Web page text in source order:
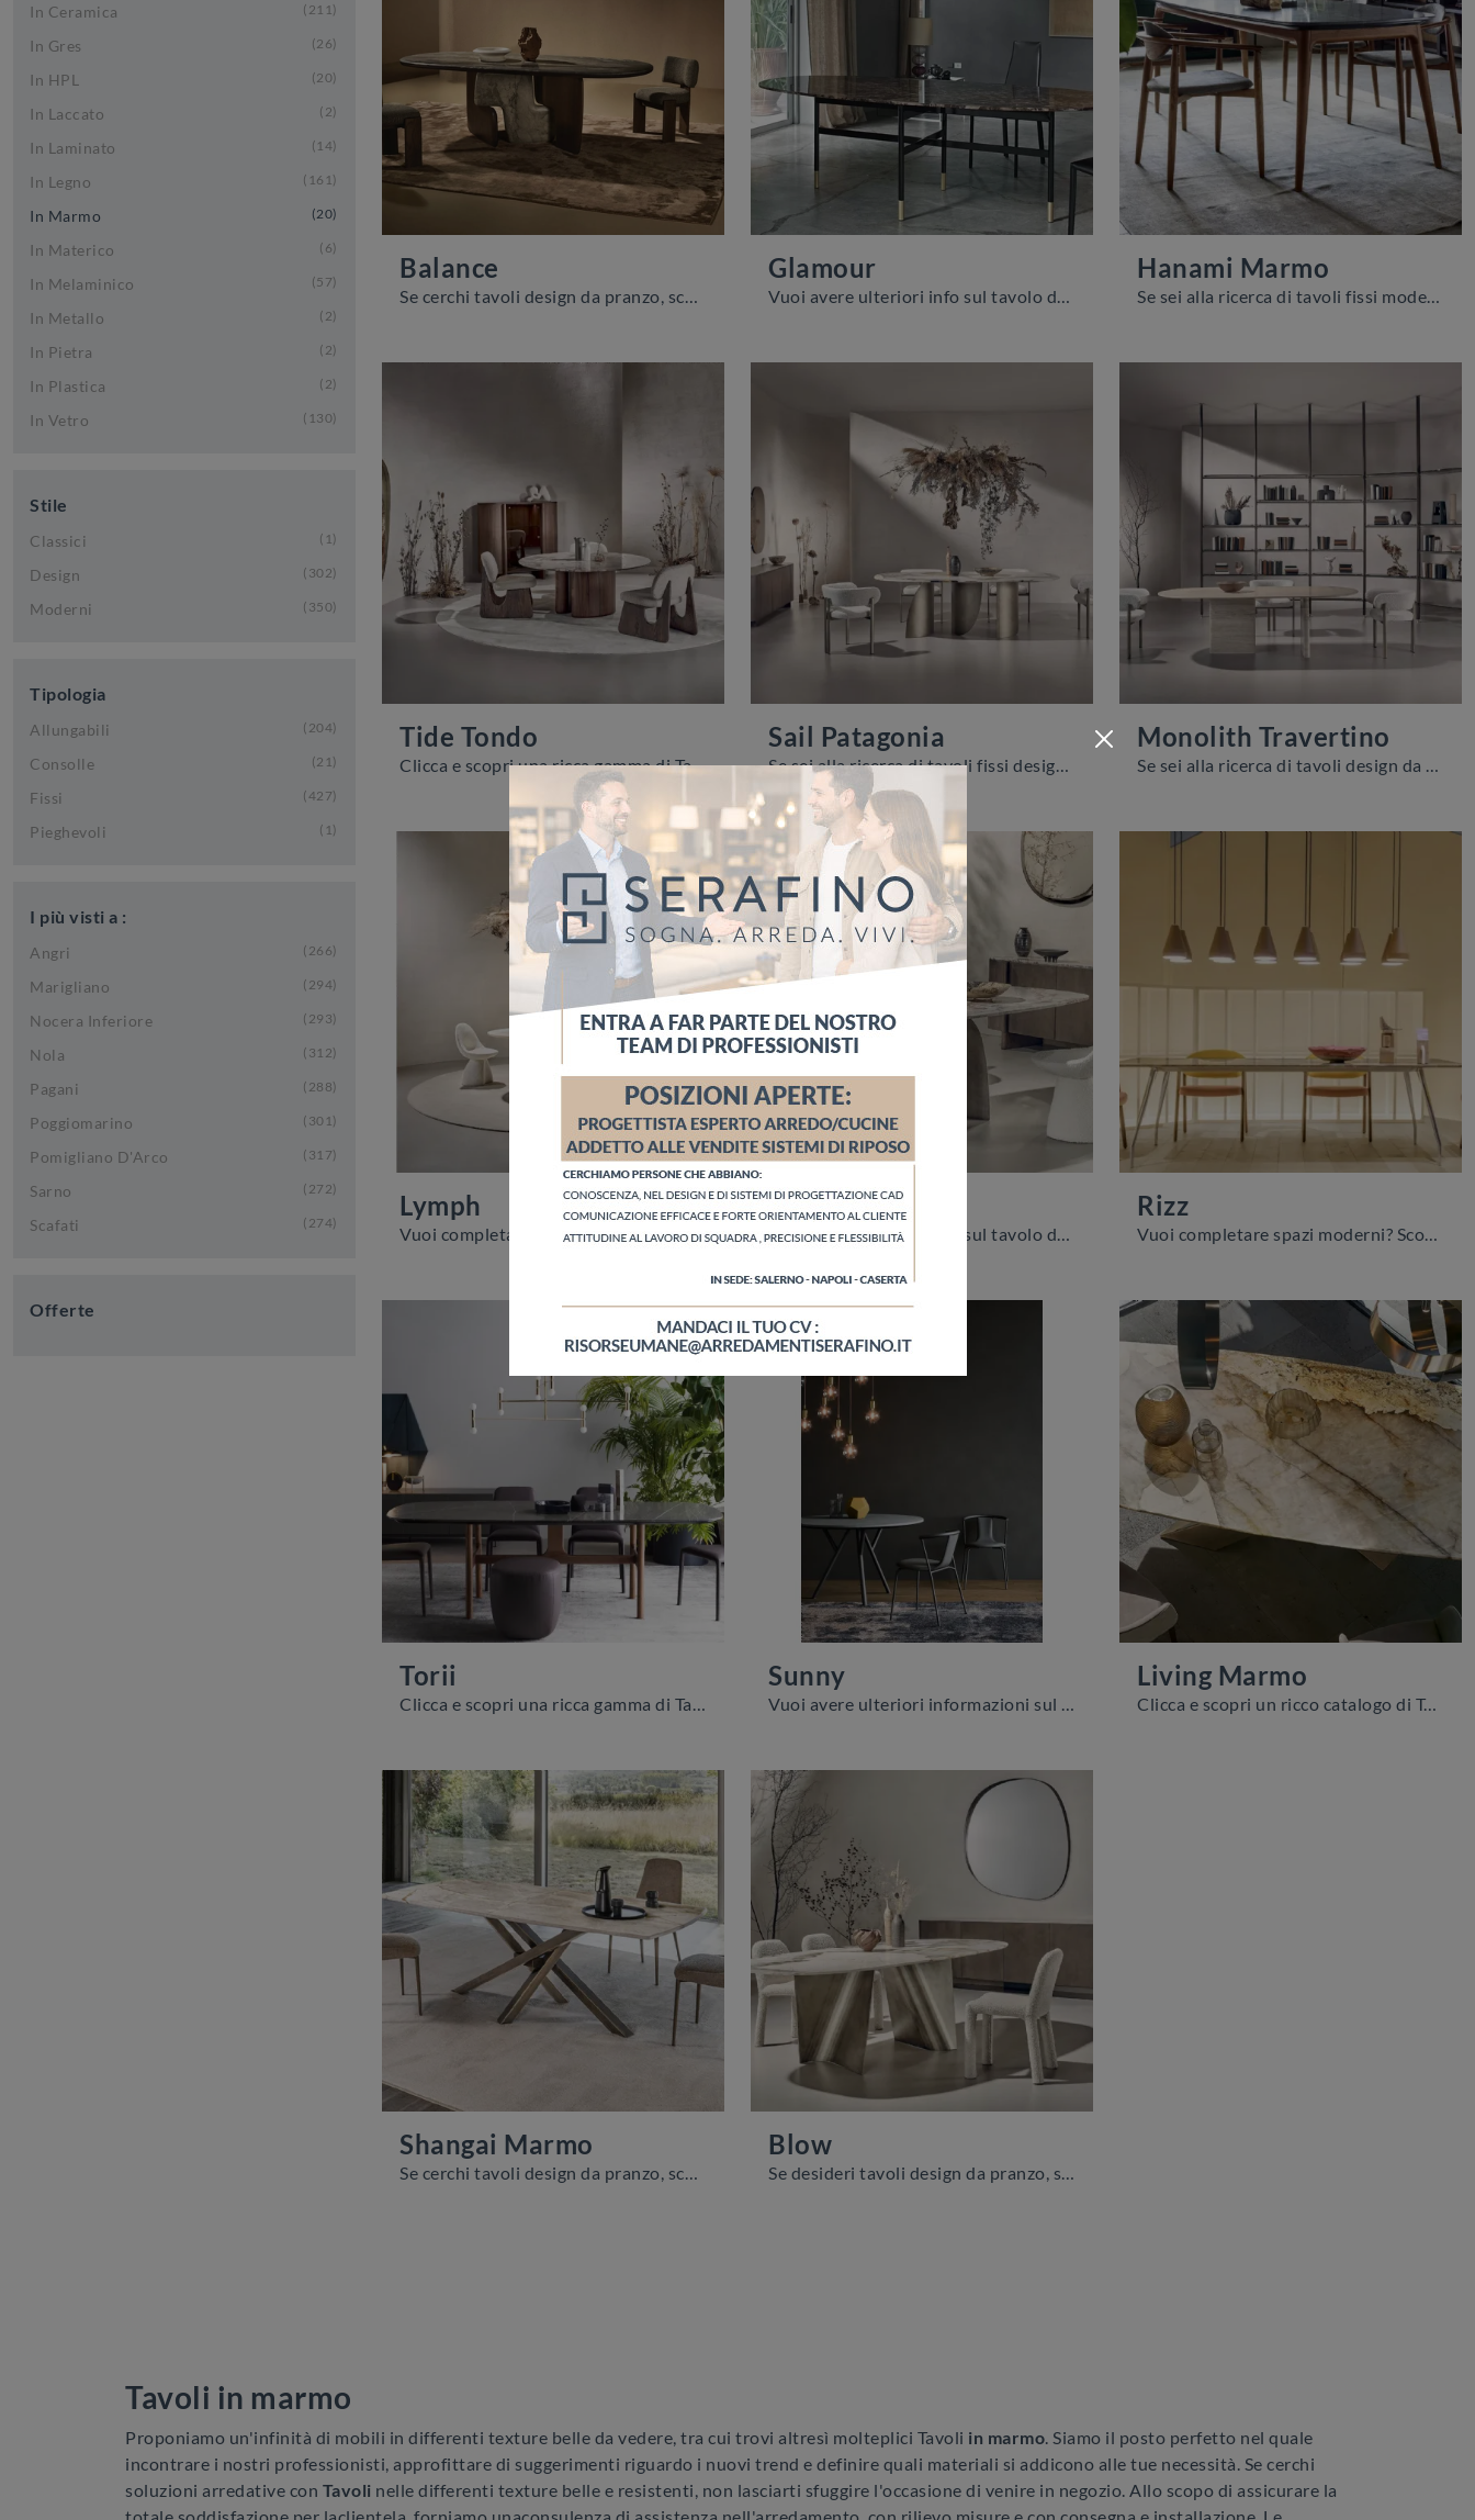
In Ceramica 211
In Gres 26
In HPL 20
In Laccato 2
In Laminato 14
In Legno 161
In Marmo 20
In Materico 6
In Melaminico 57
In Metallo 2
In Pietra 2
In Plastica 2
In Vetro 130
Stile
Classici 1
Design 302
Moderni 350
Tipologia
Allungabili 204
Consolle 21
Fissi 427
Pieghevoli 1
I più visti a :
Angri 266
Marigliano 294
Nocera Inferiore 293
Nola 312
Pagani 288
Poggiomarino 301
Pomigliano D'Arco 317
Sarno 272
Scafati 274
Offerte
Balance Glamour Hanami Marmo
Tide Tondo
Clicca e scopri una ricca gamma di Tavoli moderni fissi da pranzo! Il modello Tide Tondo di Nature Design ti attende.
Sail Patagonia
Se sei alla ricerca di tavoli fissi design, ecco a te il modello da pranzo in marmo Sail Patagonia del marchio Nature Design.
Monolith Travertino
Se sei alla ricerca di tavoli design da pranzo, scopri i modelli fissi di Nature Design: clicca e scopri il modello Monolith Travertino in marmo.
Lymph
Vuoi completare spazi design? Scopri di più sui tavoli design fissi: il modello da pranzo Lymph ti sta aspettando.
Bloom
Vuoi avere ulteriori info sul tavolo da pranzo Bloom di Nature Design? Clicca e ottieni informazioni sui modelli fissi del brand.
Rizz
Vuoi completare spazi moderni? Scopri di più sui tavoli moderni fissi: il modello da pranzo Rizz ti aspetta.
Torii Sunny Living Marmo
Clicca e scopri un ricco catalogo di Tavoli design fissi da pranzo! Il modello Living Marmo di Riflessi ti sta aspettando.
Shangai Marmo Blow
Tavoli in marmo
Proponiamo un'infinità di mobili in differenti texture belle da vedere, tra cui trovi altresì molteplici Tavoli in marmo . Siamo il posto perfetto nel quale
incontrare i nostri professionisti, approfittare di suggerimenti riguardo i nuovi trend e definire quali materiali si addicono alle tue necessità. Se cerchi
soluzioni arredative con Tavoli nelle differenti texture belle e resistenti, non lasciarti sfuggire l'occasione di venire in negozio. Allo scopo di assicurare la